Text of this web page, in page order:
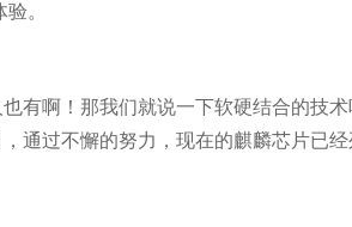
。
有啊！那我们就说一下软硬结合的技
通过不懈的努力，现在的麒麟芯片已